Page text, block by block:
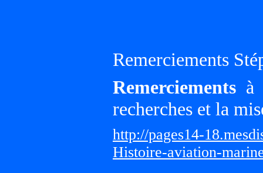
Remerciements
Remerciements à
recherches et la
http://pages14-
Histoire-aviation-